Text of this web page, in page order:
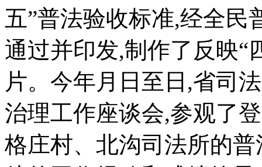
五”普法验收标准,经全民
通过并印发,制作了反映“
片。今年月日至日,省司
治理工作座谈会,参观了
格庄村、北沟司法所的